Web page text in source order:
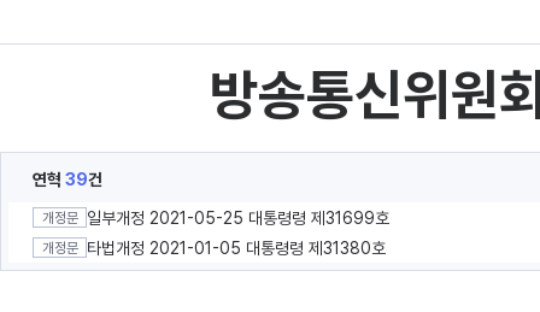
방송통신위원
연혁 39건
개정문 일부개정 2021-05-25 대통령령 제31699호
개정문 타법개정 2021-01-05 대통령령 제31380호